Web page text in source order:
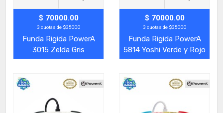
$ 70000.00
3 cuotas de $35000
Funda Rigida PowerA
3015 Zelda Gris
$ 70000.00
3 cuotas de $35000
Funda Rigida PowerA
5814 Yoshi Verde y Rojo